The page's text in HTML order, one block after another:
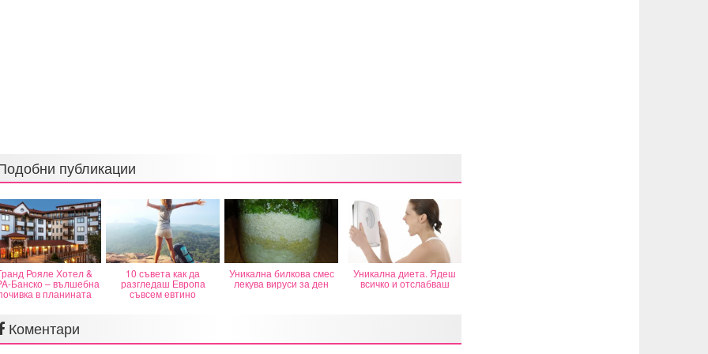
публикации
Рояле Хотел &
Банско – вълшебна
в планината
10 съвета как да
разгледаш Европа
съвсем евтино
Уникална билкова смес
лекува вируси за ден
Уникална диета. Ядеш
всичко и отслабваш
Коментари